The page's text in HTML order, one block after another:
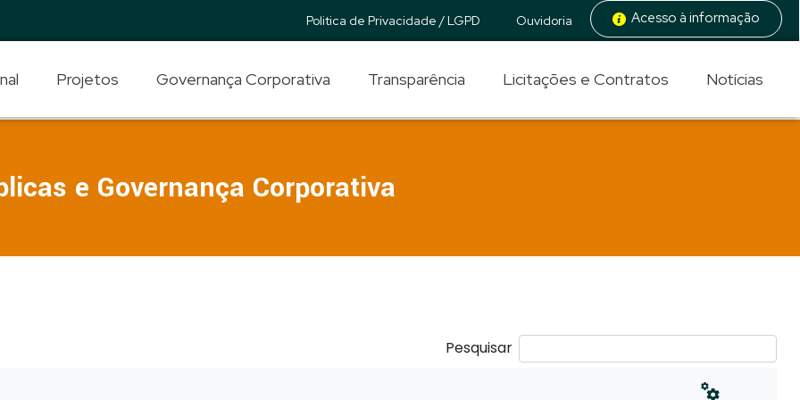
Politica de Privacidade / LGPD Ouvidoria Acesso à informação
Projetos Governança Corporativa Transparência Licitações e Contratos Notícias
e Governança Corporativa